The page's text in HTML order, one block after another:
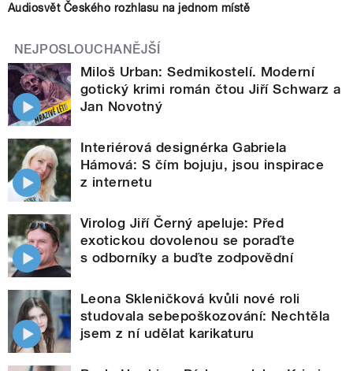
Audiosvět Českého rozhlasu na jednom místě
NEJPOSLOUCHANĚJŠÍ
Miloš Urban: Sedmikostelí. Moderní
gotický krimi román čtou Jiří Schwarz a
Jan Novotný
Interiérová designérka Gabriela
Hámová: S čím bojuju, jsou inspirace
z internetu
Virolog Jiří Černý apeluje: Před
exotickou dovolenou se poraďte
s odborníky a buďte zodpovědní
Leona Skleničková kvůli nové roli
studovala sebepoškozování: Nechtěla
jsem z ní udělat karikaturu